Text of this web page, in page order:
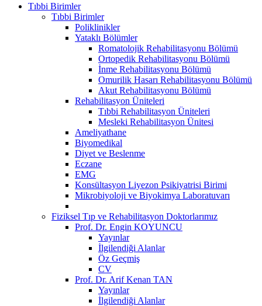
Tıbbi Birimler
Tıbbi Birimler
Poliklinikler
Yataklı Bölümler
Romatolojik Rehabilitasyonu Bölümü
Ortopedik Rehabilitasyonu Bölümü
İnme Rehabilitasyonu Bölümü
Omurilik Hasarı Rehabilitasyonu Bölümü
Akut Rehabilitasyonu Bölümü
Rehabilitasyon Üniteleri
Tıbbi Rehabilitasyon Üniteleri
Mesleki Rehabilitasyon Ünitesi
Ameliyathane
Biyomedikal
Diyet ve Beslenme
Eczane
EMG
Konsültasyon Liyezon Psikiyatrisi Birimi
Mikrobiyoloji ve Biyokimya Laboratuvarı
Fiziksel Tıp ve Rehabilitasyon Doktorlarımız
Prof. Dr. Engin KOYUNCU
Yayınlar
İlgilendiği Alanlar
Öz Geçmiş
CV
Prof. Dr. Arif Kenan TAN
Yayınlar
İlgilendiği Alanlar